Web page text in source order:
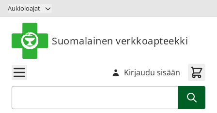
Siirry sisältöön
Aukioloajat
Suomalainen verkkoapteekki
Kirjaudu sisään